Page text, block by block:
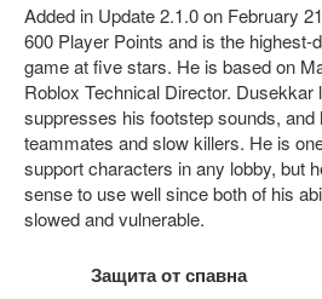
Added in Update 2.1.0 on February
600 Player Points and is the highest-
game at five stars. He is based on
Roblox Technical Director. Dusekkar
suppresses his footstep sounds,
teammates and slow killers. He is
support characters in any lobby, but
sense to use well since both of his
slowed and vulnerable.
Защита от спавна